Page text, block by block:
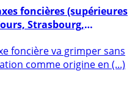
Strasbourg,
rebiffent